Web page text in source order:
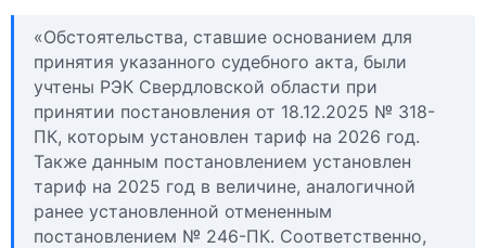
«Обстоятельства, ставшие основанием для
принятия указанного судебного акта, были
учтены РЭК Свердловской области при
принятии постановления от 18.12.2025 № 318-
ПК, которым установлен тариф на 2026 год.
Также данным постановлением установлен
тариф на 2025 год в величине, аналогичной
ранее установленной отмененным
постановлением № 246-ПК. Соответственно,